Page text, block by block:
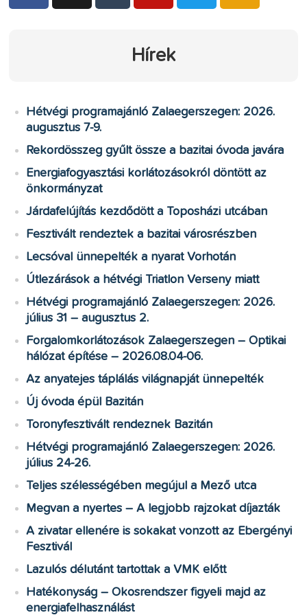
Hírek
Hétvégi programajánló Zalaegerszegen: 2026.
augusztus 7-9.
Rekordösszeg gyűlt össze a bazitai óvoda javára
Energiafogyasztási korlátozásokról döntött az
önkormányzat
Járdafelújítás kezdődött a Toposházi utcában
Fesztivált rendeztek a bazitai városrészben
Lecsóval ünnepelték a nyarat Vorhotán
Útlezárások a hétvégi Triatlon Verseny miatt
Hétvégi programajánló Zalaegerszegen: 2026.
július 31 – augusztus 2.
Forgalomkorlátozások Zalaegerszegen – Optikai
hálózat építése – 2026.08.04-06.
Az anyatejes táplálás világnapját ünnepelték
Új óvoda épül Bazitán
Toronyfesztivált rendeznek Bazitán
Hétvégi programajánló Zalaegerszegen: 2026.
július 24-26.
Teljes szélességében megújul a Mező utca
Megvan a nyertes – A legjobb rajzokat díjazták
A zivatar ellenére is sokakat vonzott az Ebergényi
Fesztivál
Lazulós délutánt tartottak a VMK előtt
Hatékonyság – Okosrendszer figyeli majd az
energiafelhasználást